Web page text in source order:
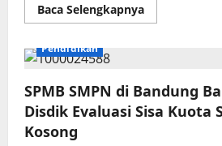
Baca SelengkapnyaRead
more
2.088
Mahasiswa
KKN
Unimed
Pendidikan
​SPMB SMPN di Bandung
Disdik Evaluasi Sisa Kuota
Kosong